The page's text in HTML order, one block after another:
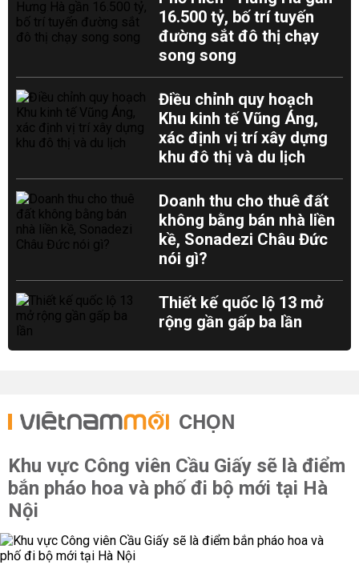
16.500 tỷ, bố trí tuyến
đường sắt đô thị chạy
song song
Điều chỉnh quy hoạch
Khu kinh tế Vũng Áng,
xác định vị trí xây dựng
khu đô thị và du lịch
Doanh thu cho thuê đất
không bằng bán nhà liền
kề, Sonadezi Châu Đức
nói gì?
Thiết kế quốc lộ 13 mở
rộng gần gấp ba lần
CHỌN
Khu vực Công viên Cầu Giấy sẽ là điểm
bắn pháo hoa và phố đi bộ mới tại Hà
Nội